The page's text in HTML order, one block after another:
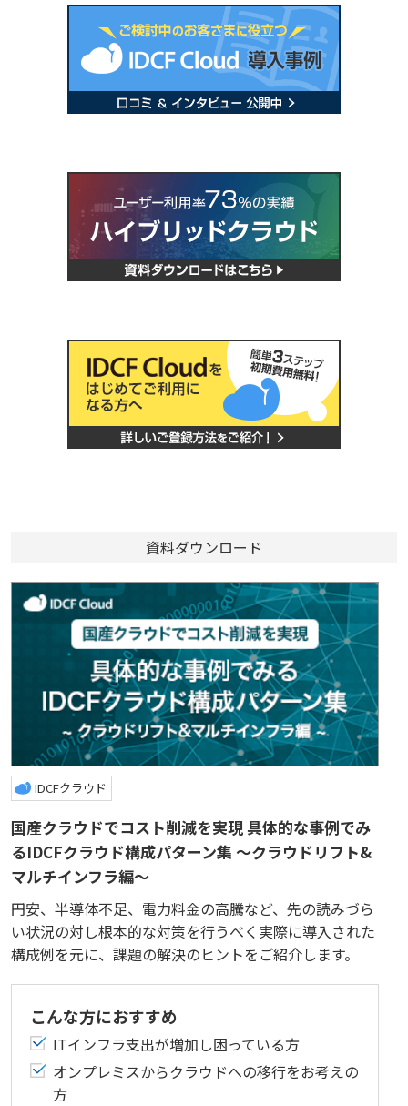
資料ダウンロード
IDCFクラウド
国産クラウドでコスト削減を実現 具体的な事例でみ
るIDCFクラウド構成パターン集 ～クラウドリフト&
マルチインフラ編～
円安、半導体不足、電力料金の高騰など、先の読みづら
い状況の対し根本的な対策を行うべく実際に導入された
構成例を元に、課題の解決のヒントをご紹介します。
こんな方におすすめ
ITインフラ支出が増加し困っている方
オンプレミスからクラウドへの移行をお考えの
方